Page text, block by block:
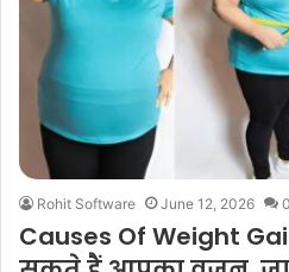
Rohit Software June 12, 2026 0
Causes Of Weight